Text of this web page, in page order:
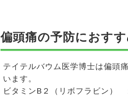
偏頭痛の予防におす
テイテルバウム医学博士は偏頭
います。
ビタミンB２（リボフラビン）